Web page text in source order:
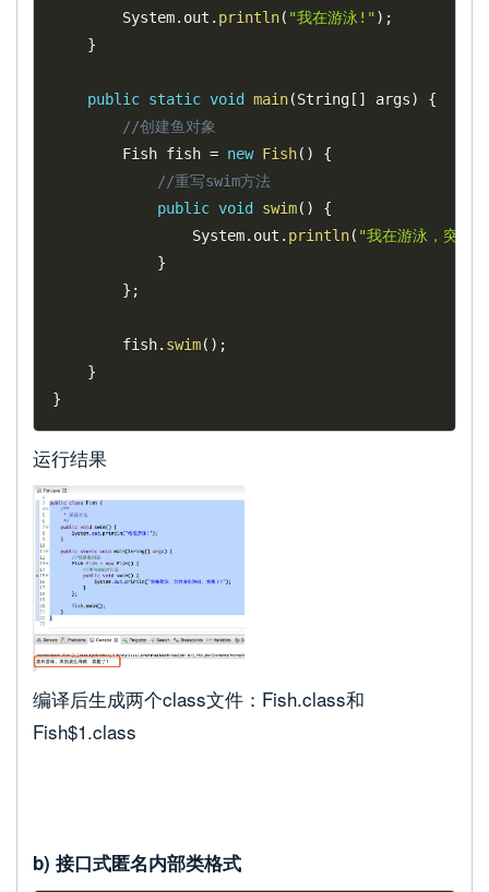
		System
. out . println( "我在游泳!") ;
}
public static void main(String [ ] args)
{
//创建鱼对象
		Fish fish
= new Fish( )
{
//重写swim方法
public void swim( )
{
				System
. out . println( "我在游泳，突然
}
} ;
		fish
. swim( ) ;
}
}
运行结果
编译后生成两个class文件：Fish.class和
Fish$1.class
b) 接口式匿名内部类格式